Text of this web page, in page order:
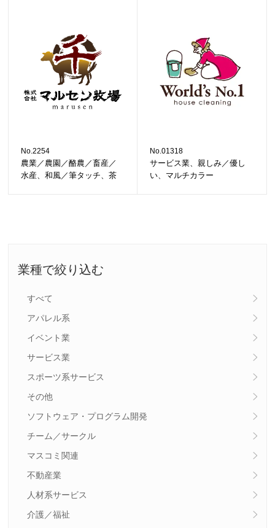
業種で絞り込む
すべて
アパレル系
イベント業
サービス業
スポーツ系サービス
その他
ソフトウェア・プログラム開発
チーム／サークル
マスコミ関連
不動産業
人材系サービス
介護／福祉
No.2254
農業／農園／酪農／畜産／
水産、和風／筆タッチ、茶
No.01318
サービス業、親しみ／優し
い、マルチカラー